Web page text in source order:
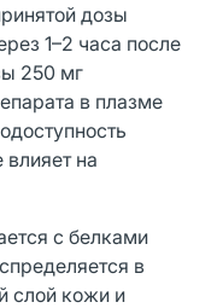
дозы
1–2 часа после
250 мг
в плазме
на
с белками
в
слой кожи и